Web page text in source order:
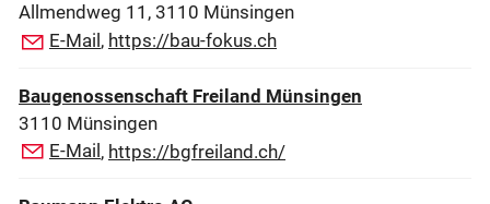
Allmendweg 11, 3110 Münsingen
E-Mail, https://bau-fokus.ch
Baugenossenschaft Freiland Münsingen
3110 Münsingen
E-Mail , https://bgfreiland.ch/